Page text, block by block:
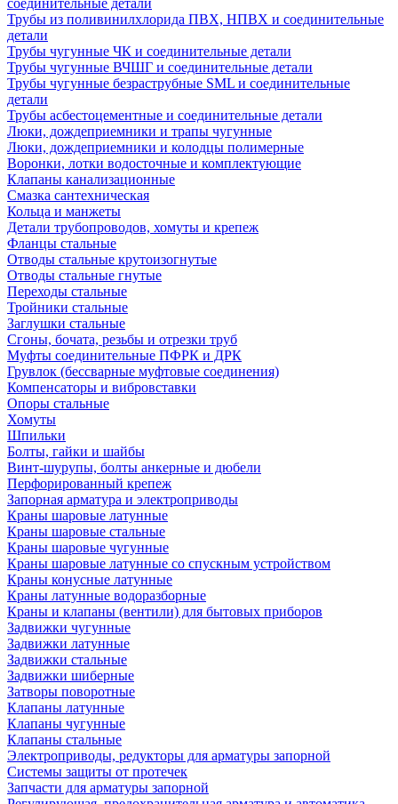
соединительные детали
Трубы из поливинилхлорида ПВХ, НПВХ и соединительные
детали
Трубы чугунные ЧК и соединительные детали
Трубы чугунные ВЧШГ и соединительные детали
Трубы чугунные безраструбные SML и соединительные
детали
Трубы асбестоцементные и соединительные детали
Люки, дождеприемники и трапы чугунные
Люки, дождеприемники и колодцы полимерные
Воронки, лотки водосточные и комплектующие
Клапаны канализационные
Смазка сантехническая
Кольца и манжеты
Детали трубопроводов, хомуты и крепеж
Фланцы стальные
Отводы стальные крутоизогнутые
Отводы стальные гнутые
Переходы стальные
Тройники стальные
Заглушки стальные
Сгоны, бочата, резьбы и отрезки труб
Муфты соединительные ПФРК и ДРК
Грувлок (бессварные муфтовые соединения)
Компенсаторы и вибровставки
Опоры стальные
Хомуты
Шпильки
Болты, гайки и шайбы
Винт-шурупы, болты анкерные и дюбели
Перфорированный крепеж
Запорная арматура и электроприводы
Краны шаровые латунные
Краны шаровые стальные
Краны шаровые чугунные
Краны шаровые латунные со спускным устройством
Краны конусные латунные
Краны латунные водоразборные
Краны и клапаны (вентили) для бытовых приборов
Задвижки чугунные
Задвижки латунные
Задвижки стальные
Задвижки шиберные
Затворы поворотные
Клапаны латунные
Клапаны чугунные
Клапаны стальные
Электроприводы, редукторы для арматуры запорной
Системы защиты от протечек
Запчасти для арматуры запорной